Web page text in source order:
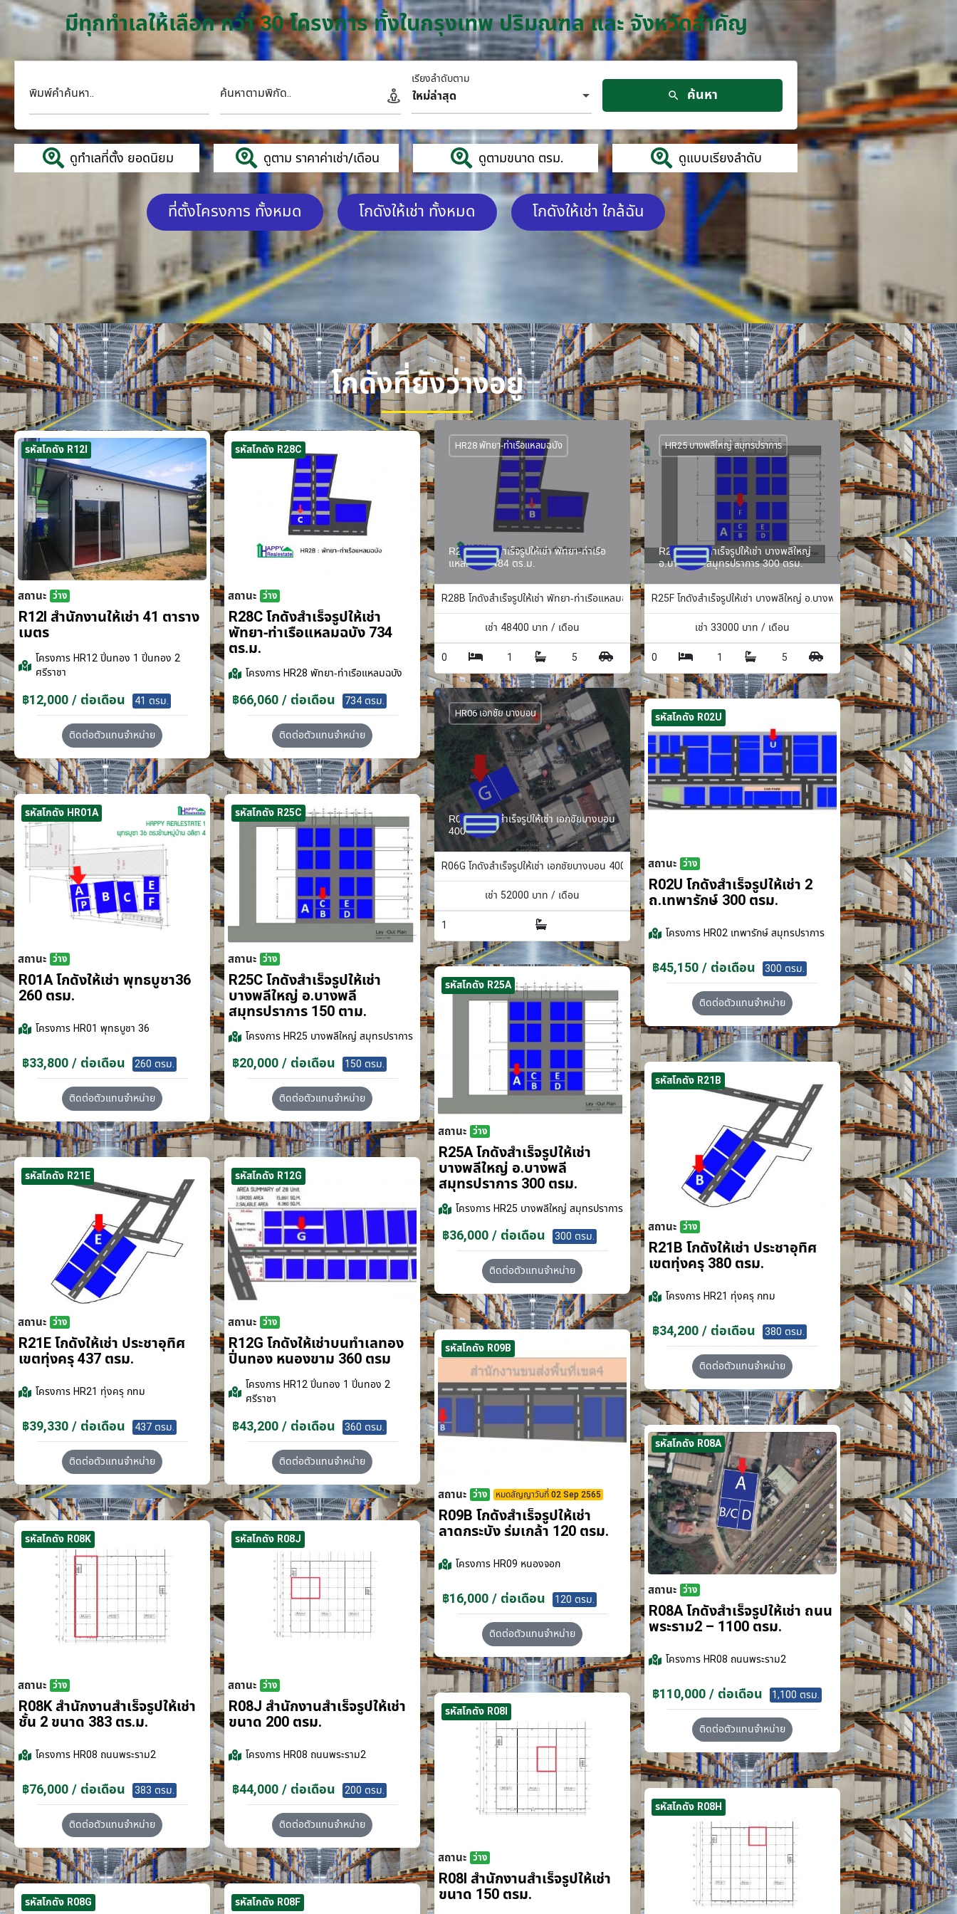
มีทุกทำเลให้เลือก กว่า 30 โครงการ ทั้งในกรุงเทพ ปริมณฑล และ จังหวัดสำคัญ
พิมพ์คำค้นหา.. ค้นหาตามพิกัด.. ใหม่ล่าสุด
เรียงลำดับตาม
ค้นหา
ดูทำเลที่ตั้ง ยอดนิยม ดูตาม ราคาค่าเช่า/เดือน ดูตามขนาด ตรม. ดูแบบเรียงลำดับ
ที่ตั้งโครงการ ทั้งหมด โกดังให้เช่า ทั้งหมด โกดังให้เช่า ใกล้ฉัน
โกดังที่ยังว่างอยู่
รหัสโกดัง R12I
สถานะ ว่าง
R12I สำนักงานให้เช่า 41 ตาราง
เมตร
โครงการHR12 ปิ่นทอง 1 ปิ่นทอง 2
ศรีราชา
฿12,000 / ต่อเดือน 41 ตรม.
ติดต่อตัวแทนจำหน่าย
รหัสโกดัง R28C
สถานะ ว่าง
R28C โกดังสำเร็จรูปให้เช่า
พัทยา-ท่าเรือแหลมฉบัง 734
ตร.ม.
โครงการHR28 พัทยา-ท่าเรือแหลมฉบัง
฿66,060 / ต่อเดือน 734 ตรม.
ติดต่อตัวแทนจำหน่าย
R28B โกดังสำเร็จรูปให้เช่า พัทยา-ท่าเรือ
แหลมฉบัง 484 ตร.ม.
HR28 พัทยา-ท่าเรือแหลมฉบัง
R28B โกดังสำเร็จรูปให้เช่า พัทยา-ท่าเรือแหลมฉบัง 484 ตร.ม.
เช่า 48400 บาท / เดือน
0
1 5
R25F โกดังสำเร็จรูปให้เช่า บางพลีใหญ่
อ.บางพลี จ.สมุทรปราการ 300 ตรม.
HR25 บางพลีใหญ่ สมุทรปราการ
R25F โกดังสำเร็จรูปให้เช่า บางพลีใหญ่ อ.บางพลี จ.สมุทรปราการ 300 ตรม.
เช่า 33000 บาท / เดือน
0
1 5
R06G โกดังสำเร็จรูปให้เช่า เอกชัยบางบอน
400 ตรม.
HR06 เอกชัย บางบอน
R06G โกดังสำเร็จรูปให้เช่า เอกชัยบางบอน 400 ตรม.
เช่า 52000 บาท / เดือน
1
รหัสโกดัง R02U
สถานะ ว่าง
R02U โกดังสำเร็จรูปให้เช่า 2
ถ.เทพารักษ์ 300 ตรม.
โครงการHR02 เทพารักษ์ สมุทรปราการ
฿45,150 / ต่อเดือน 300 ตรม.
ติดต่อตัวแทนจำหน่าย
รหัสโกดัง HR01A
สถานะ ว่าง
R01A โกดังให้เช่า พุทธบูชา36
260 ตรม.
โครงการHR01 พุทธบูชา 36
฿33,800 / ต่อเดือน 260 ตรม.
ติดต่อตัวแทนจำหน่าย
รหัสโกดัง R25C
สถานะ ว่าง
R25C โกดังสำเร็จรูปให้เช่า
บางพลีใหญ่ อ.บางพลี
สมุทรปราการ 150 ตาม.
โครงการHR25 บางพลีใหญ่ สมุทรปราการ
฿20,000 / ต่อเดือน 150 ตรม.
ติดต่อตัวแทนจำหน่าย
รหัสโกดัง R25A
สถานะ ว่าง
R25A โกดังสำเร็จรูปให้เช่า
บางพลีใหญ่ อ.บางพลี
สมุทรปราการ 300 ตรม.
โครงการHR25 บางพลีใหญ่ สมุทรปราการ
฿36,000 / ต่อเดือน 300 ตรม.
ติดต่อตัวแทนจำหน่าย
รหัสโกดัง R21B
สถานะ ว่าง
R21B โกดังให้เช่า ประชาอุทิศ
เขตทุ่งครุ 380 ตรม.
โครงการHR21 ทุ่งครุ กทม
฿34,200 / ต่อเดือน 380 ตรม.
ติดต่อตัวแทนจำหน่าย
รหัสโกดัง R21E
สถานะ ว่าง
R21E โกดังให้เช่า ประชาอุทิศ
เขตทุ่งครุ 437 ตรม.
โครงการHR21 ทุ่งครุ กทม
฿39,330 / ต่อเดือน 437 ตรม.
ติดต่อตัวแทนจำหน่าย
รหัสโกดัง R12G
สถานะ ว่าง
R12G โกดังให้เช่าบนทำเลทอง
ปิ่นทอง หนองขาม 360 ตรม
โครงการHR12 ปิ่นทอง 1 ปิ่นทอง 2
ศรีราชา
฿43,200 / ต่อเดือน 360 ตรม.
ติดต่อตัวแทนจำหน่าย
รหัสโกดัง R09B
สถานะ ว่าง หมดสัญญาวันที่ 02 Sep 2565
R09B โกดังสำเร็จรูปให้เช่า
ลาดกระบัง​ ร่มเกล้า 120 ตรม.
โครงการHR09 หนองจอก
฿16,000 / ต่อเดือน 120 ตรม.
ติดต่อตัวแทนจำหน่าย
รหัสโกดัง R08A
สถานะ ว่าง
R08A โกดังสำเร็จรูปให้เช่า ถนน
พระราม2 – 1100 ตรม.
โครงการHR08 ถนนพระราม2
฿110,000 / ต่อเดือน 1,100 ตรม.
ติดต่อตัวแทนจำหน่าย
รหัสโกดัง R08K
สถานะ ว่าง
R08K สำนักงานสำเร็จรูปให้เช่า
ชั้น 2 ขนาด 383 ตร.ม.
โครงการHR08 ถนนพระราม2
฿76,000 / ต่อเดือน 383 ตรม.
ติดต่อตัวแทนจำหน่าย
รหัสโกดัง R08J
สถานะ ว่าง
R08J สำนักงานสำเร็จรูปให้เช่า
ขนาด 200 ตรม.
โครงการHR08 ถนนพระราม2
฿44,000 / ต่อเดือน 200 ตรม.
ติดต่อตัวแทนจำหน่าย
รหัสโกดัง R08I
สถานะ ว่าง
R08I สำนักงานสำเร็จรูปให้เช่า
ขนาด 150 ตรม.
รหัสโกดัง R08H
รหัสโกดัง R08G รหัสโกดัง R08F